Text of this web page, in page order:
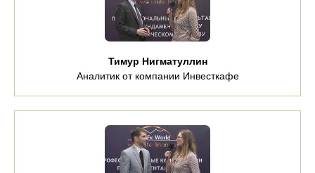
Тимур Нигматуллин
Аналитик от компании Инвесткафе